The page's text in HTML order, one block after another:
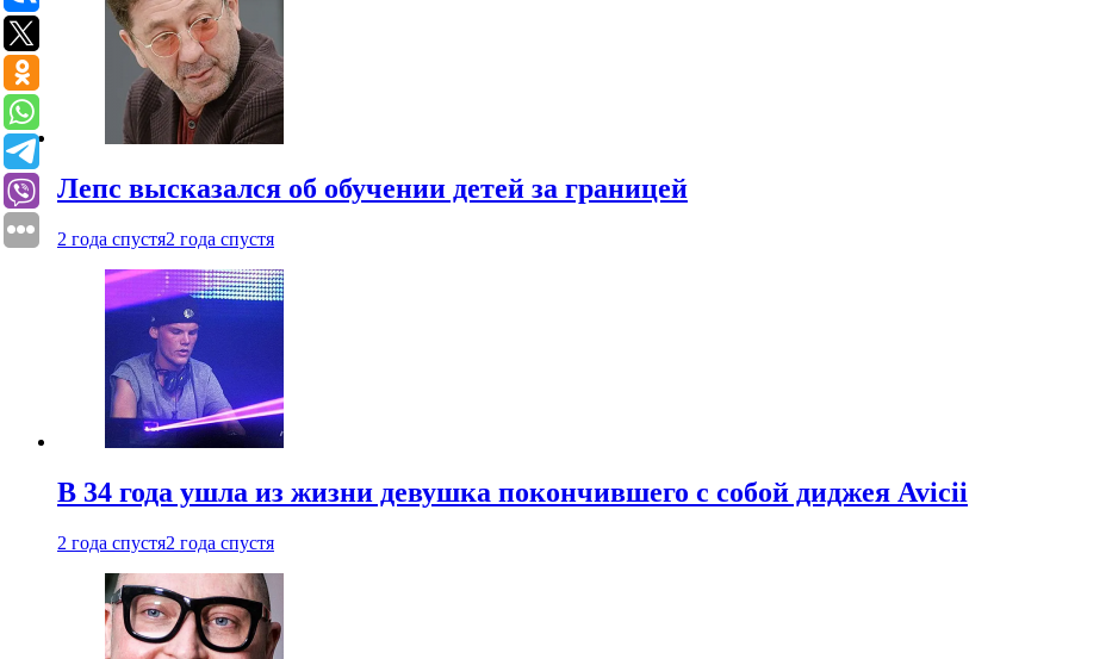
Лепс высказался об обучении детей за границей
2 года спустя2 года спустя
В 34 года ушла из жизни девушка покончившего с собой диджея Avicii
2 года спустя2 года спустя